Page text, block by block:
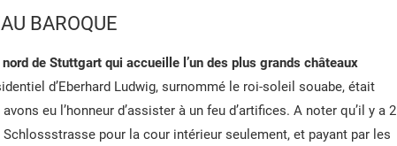
BAROQUE
de Stuttgart qui accueille l’un des plus grands châteaux
d’Eberhard Ludwig, surnommé le roi-soleil souabe, était
eu l’honneur d’assister à un feu d’artifices. A noter qu’il y a 2
pour la cour intérieur seulement, et payant par les